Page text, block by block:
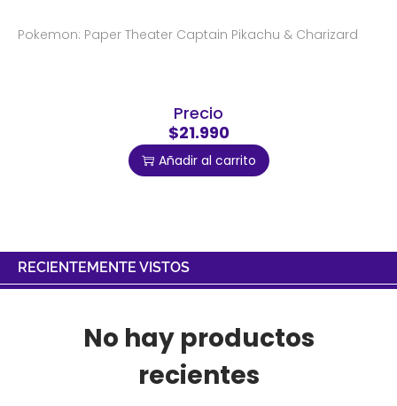
Pokemon: Paper Theater Captain Pikachu & Charizard
Precio
$21.990
Añadir al carrito
RECIENTEMENTE VISTOS
No hay productos
recientes